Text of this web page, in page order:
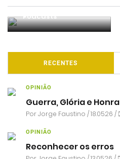
Notícias
RECENTES
OPINIÃO
Guerra, Glória e Honra
PorJorge Faustino / 18.05.26 /
OPINIÃO
Reconhecer os erros